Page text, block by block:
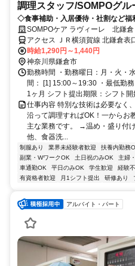
調理スタッフ/SOMPOグ
◇食事補助・入居優待・社割など
グループ有料老人ホーム内勤務で安心
SOMPOケア ラヴィーレ 北鎌倉
アクセス ＪＲ横須賀線 北鎌倉
須賀線 「大船」駅 バス１０分
時給1,290円～1,440円
神奈川県鎌倉市
勤務時間 ・勤務曜日：月・火・
間： [1] 15:00～19:30 ・最低勤
1ヶ月 シフト提出期限：シフト
仕事内容 特別な技術は必要なく
沿って調理すればOK！一からお
主な業務です。 →温め・盛り付
他、食器洗...
制服あり 業界未経験者歓迎 扶養内勤務
副業・WワークOK
土日祝のみOK 主婦
車通勤OK
平日のみOK 学生歓迎 経験
有資格者歓迎
月1シフト提出 研修あり
アルバイト・パート